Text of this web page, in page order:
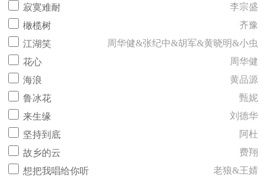
寂寞难耐
李宗盛
橄榄树
齐豫
江湖笑
周华健&张纪中&胡军&黄晓明&小虫
花心
周华健
海浪
黄品源
鲁冰花
甄妮
来生缘
刘德华
坚持到底
阿杜
故乡的云
费翔
想把我唱给你听
老狼&王婧